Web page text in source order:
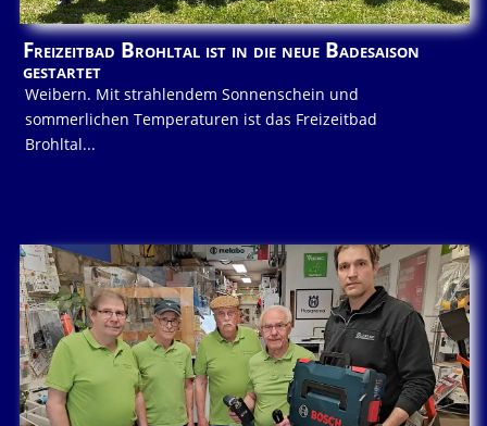
Freizeitbad Brohltal ist in die neue Badesaison
gestartet
Weibern. Mit strahlendem Sonnenschein und
sommerlichen Temperaturen ist das Freizeitbad
Brohltal...